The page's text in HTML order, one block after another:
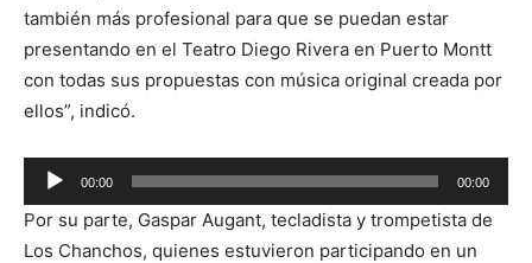
también más profesional para que se puedan estar
presentando en el Teatro Diego Rivera en Puerto Montt
con todas sus propuestas con música original creada por
ellos”, indicó.
Reproductor
de
audio
00:00 00:00
Por su parte, Gaspar Augant, tecladista y trompetista de
Los Chanchos, quienes estuvieron participando en un